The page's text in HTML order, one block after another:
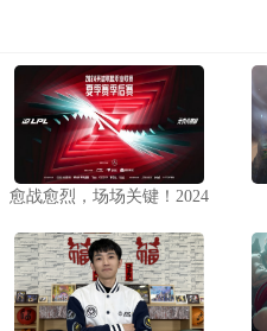
愈战愈烈，场场关键！2024